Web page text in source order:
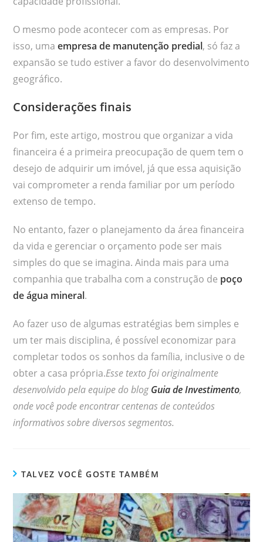
O mesmo pode acontecer com as empresas. Por
isso, umaempresa de manutenção predial, só faz a
expansão se tudo estiver a favor do desenvolvimento
geográfico.
Considerações finais
Por fim, este artigo, mostrou que organizar a vida
financeira é a primeira preocupação de quem tem o
desejo de adquirir um imóvel, já que essa aquisição
vai comprometer a renda familiar por um período
extenso de tempo.
No entanto, fazer o planejamento da área financeira
da vida e gerenciar o orçamento pode ser mais
simples do que se imagina. Ainda mais para uma
companhia que trabalha com a construção de poço
de água mineral.
Ao fazer uso de algumas estratégias bem simples e
um ter mais disciplina, é possível economizar para
completar todos os sonhos da família, inclusive o de
obter a casa própria.Esse texto foi originalmente
desenvolvido pela equipe do blogGuia de Investimento,
onde você pode encontrar centenas de conteúdos
informativos sobre diversos segmentos.
TALVEZ VOCÊ GOSTE TAMBÉM